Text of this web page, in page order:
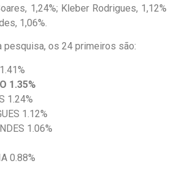
1,24%; Kleber Rodrigues, 1,12%
1,06%.
pesquisa, os 24 primeiros são:
1.35%
1.24%
1.12%
1.06%
0.88%